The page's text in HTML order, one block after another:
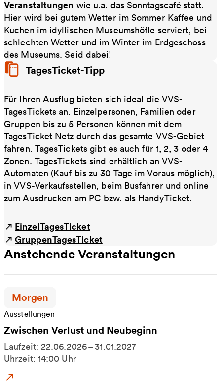
Veranstaltungen wie u.a. das Sonntagscafé statt.
Hier wird bei gutem Wetter im Sommer Kaffee und
Kuchen im idyllischen Museumshöfle serviert, bei
schlechten Wetter und im Winter im Erdgeschoss
des Museums. Seid dabei!
TagesTicket-Tipp
Für Ihren Ausflug bieten sich ideal die VVS-
TagesTickets an. Einzelpersonen, Familien oder
Gruppen bis zu 5 Personen können mit dem
TagesTicket Netz durch das gesamte VVS-Gebiet
fahren. TagesTickets gibt es auch für 1, 2, 3 oder 4
Zonen. TagesTickets sind erhältlich an VVS-
Automaten (Kauf bis zu 30 Tage im Voraus möglich),
in VVS-Verkaufsstellen, beim Busfahrer und online
zum Ausdrucken am PC bzw. als HandyTicket.
EinzelTagesTicket
GruppenTagesTicket
Anstehende Veranstaltungen
Zeitpunkt der Veranstaltung:
Morgen
Ausstellungen
Zwischen Verlust und Neubeginn
Laufzeit: 22.06.2026 – 31.01.2027
Uhrzeit: 14:00 Uhr
Zum Event: Zwischen Verlust und Neubeginn